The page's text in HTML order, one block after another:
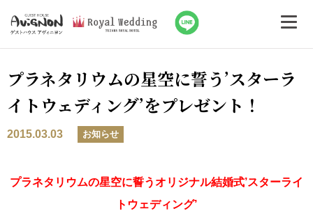
プラネタリウムの星空に誓う’スターラ
イトウェディング’をプレゼント！
2015.03.03 お知らせ
プラネタリウムの星空に誓うオリジナル結婚式’スターライ
トウェディング’